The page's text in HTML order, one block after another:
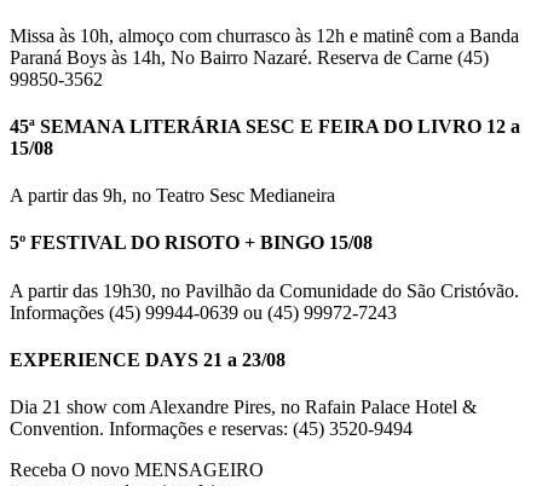
Missa às 10h, almoço com churrasco às 12h e matinê com a Banda
Paraná Boys às 14h, No Bairro Nazaré. Reserva de Carne (45)
99850-3562
45ª SEMANA LITERÁRIA SESC E FEIRA DO LIVRO 12 a
15/08
A partir das 9h, no Teatro Sesc Medianeira
5º FESTIVAL DO RISOTO + BINGO 15/08
A partir das 19h30, no Pavilhão da Comunidade do São Cristóvão.
Informações (45) 99944-0639 ou (45) 99972-7243
EXPERIENCE DAYS 21 a 23/08
Dia 21 show com Alexandre Pires, no Rafain Palace Hotel &
Convention. Informações e reservas: (45) 3520-9494
Receba O novo MENSAGEIRO